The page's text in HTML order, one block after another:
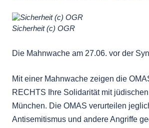
Sicherheit (c) OGR
Die Mahnwache am 27.06. vor der
Mit einer Mahnwache zeigen die
RECHTS Ihre Solidarität mit
München. Die OMAS verurteilen
Antisemitismus und andere Angriffe